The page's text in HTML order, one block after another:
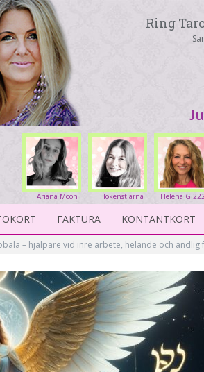
Ring
Helena G
Hökenstjärna
231#
Ariana Moon
263#
FAKTURA KONTANTKORT
– hjälpare vid inre arbete, helande och